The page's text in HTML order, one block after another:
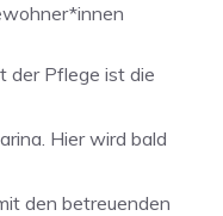
der Pflege ist die
Hier wird bald
den betreuenden